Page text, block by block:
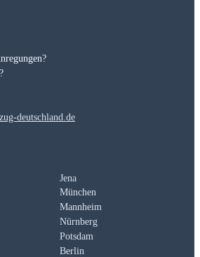
deutschland.de
Jena
München
Mannheim
Nürnberg
Potsdam
Berlin